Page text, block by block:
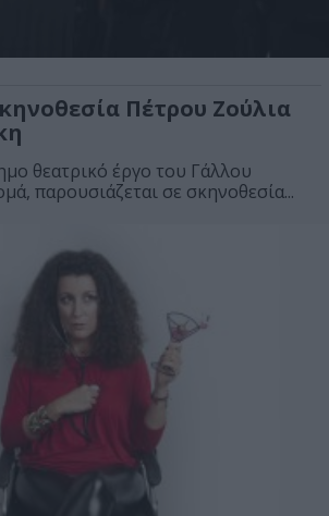
Πέτρου Ζούλια
θεατρικό έργο του Γάλλου
παρουσιάζεται σε σκηνοθεσία...